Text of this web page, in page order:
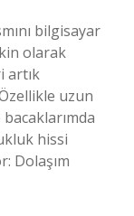
bilgisayar
olarak
artık
uzun
hissi
Dolaşım